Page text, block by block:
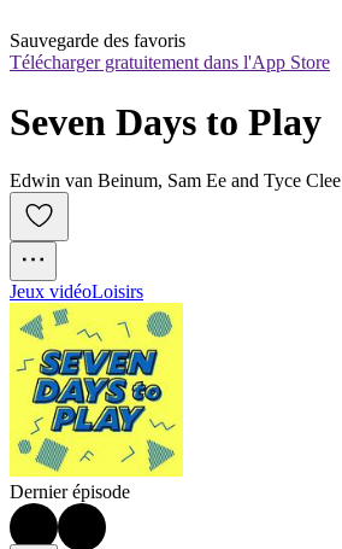
Sauvegarde des favoris
Télécharger gratuitement dans l'App Store
Seven Days to Play
Edwin van Beinum, Sam Ee and Tyce Clee
Jeux vidéoLoisirs
Dernier épisode